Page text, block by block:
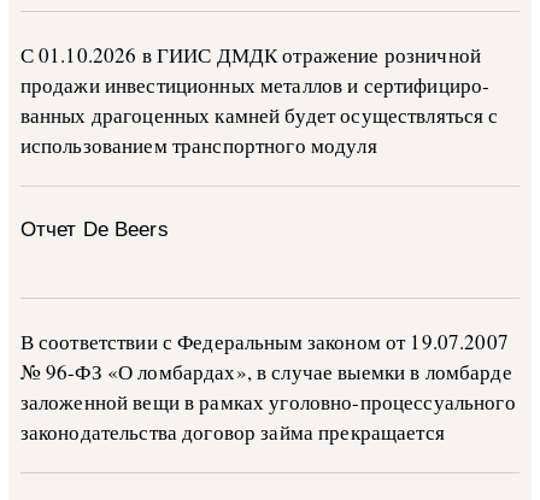
С 01.10.2026 в ГИИС ДМДК от­ра­же­ние роз­ни­ч­ной
про­да­жи ин­ве­сти­ци­он­ных ме­тал­лов и сер­ти­фи­ци­ро­
ван­ных дра­го­цен­ных ка­м­ней бу­дет осу­ще­ств­лять­ся с
ис­поль­зо­ва­ни­ем тран­с­пор­т­но­го мо­ду­ля
Отчет De Beers
В со­о­т­вет­ствии с Фе­де­раль­ным за­ко­ном от 19.07.2007
№ 96-ФЗ «О ло­м­бар­дах», в слу­чае вы­е­м­ки в ло­м­бар­де
за­ло­жен­ной ве­щи в ра­м­ках уго­ло­в­но-­про­цес­су­аль­но­го
за­ко­но­да­тель­ства до­го­вор зай­ма пре­кра­ща­ет­ся